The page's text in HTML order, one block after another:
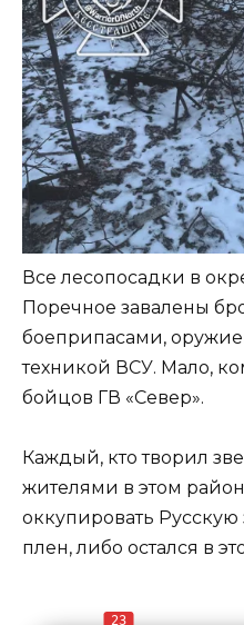
Все лесопосадки в
Поречное завалены
боеприпасами,
техникой ВСУ. Мало,
бойцов ГВ «Север».
Каждый, кто творил
жителями в этом
оккупировать
плен, либо остался в
23